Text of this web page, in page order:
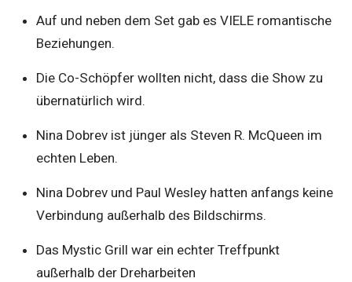
Auf und neben dem Set gab es VIELE romantische
Beziehungen.
Die Co-Schöpfer wollten nicht, dass die Show zu
übernatürlich wird.
Nina Dobrev ist jünger als Steven R. McQueen im
echten Leben.
Nina Dobrev und Paul Wesley hatten anfangs keine
Verbindung außerhalb des Bildschirms.
Das Mystic Grill war ein echter Treffpunkt
außerhalb der Dreharbeiten